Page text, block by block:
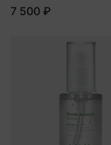
7 500 ₽